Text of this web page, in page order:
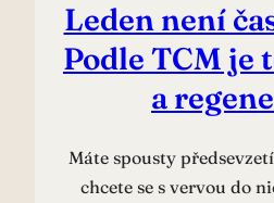
Leden není
Podle TCM je
a
Máte spousty
chcete se s vervou do